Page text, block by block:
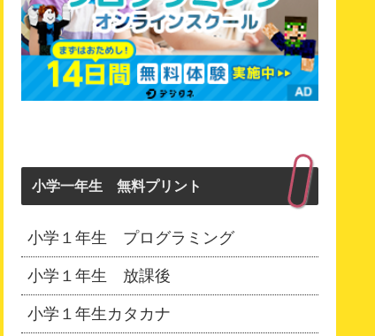
小学一年生 無料プリント
小学１年生 プログラミング
小学１年生 放課後
小学１年生カタカナ